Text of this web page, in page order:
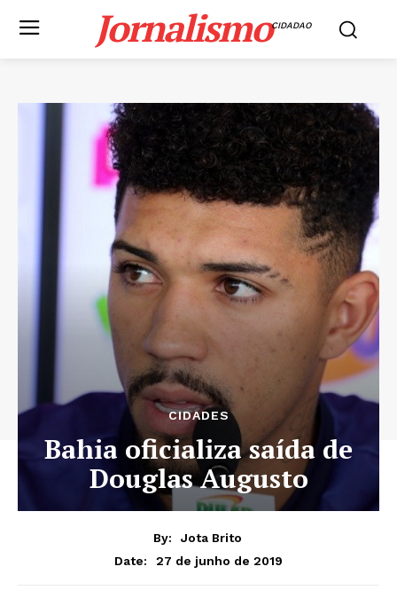
JornalismoCIDADAO
CIDADES
Bahia oficializa saída de
Douglas Augusto
By:
Jota Brito
Date:
27 de junho de 2019